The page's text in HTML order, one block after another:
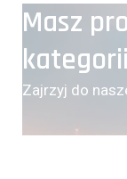
Masz
Zajrzyj do